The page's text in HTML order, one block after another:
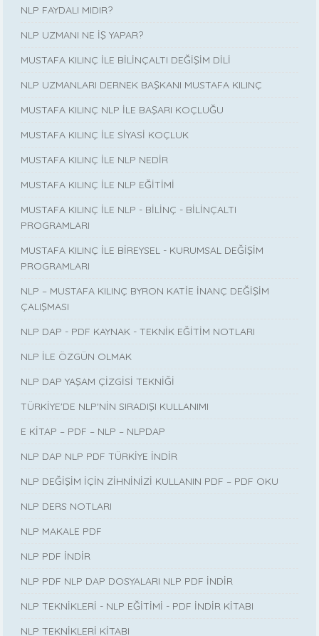
NLP FAYDALI MIDIR?
NLP UZMANI NE İŞ YAPAR?
MUSTAFA KILINÇ İLE BİLİNÇALTI DEĞİŞİM DİLİ
NLP UZMANLARI DERNEK BAŞKANI MUSTAFA KILINÇ
MUSTAFA KILINÇ NLP İLE BAŞARI KOÇLUĞU
MUSTAFA KILINÇ İLE SİYASİ KOÇLUK
MUSTAFA KILINÇ İLE NLP NEDİR
MUSTAFA KILINÇ İLE NLP EĞİTİMİ
MUSTAFA KILINÇ İLE NLP - BİLİNÇ - BİLİNÇALTI
PROGRAMLARI
MUSTAFA KILINÇ İLE BİREYSEL - KURUMSAL DEĞİŞİM
PROGRAMLARI
NLP – MUSTAFA KILINÇ BYRON KATİE İNANÇ DEĞİŞİM
ÇALIŞMASI
NLP DAP - PDF KAYNAK - TEKNİK EĞİTİM NOTLARI
NLP İLE ÖZGÜN OLMAK
NLP DAP YAŞAM ÇİZGİSİ TEKNİĞİ
TÜRKİYE'DE NLP'NİN SIRADIŞI KULLANIMI
E KİTAP – PDF – NLP – NLPDAP
NLP DAP NLP PDF TÜRKİYE İNDİR
NLP DEĞİŞİM İÇİN ZİHNİNİZİ KULLANIN PDF – PDF OKU
NLP DERS NOTLARI
NLP MAKALE PDF
NLP PDF İNDİR
NLP PDF NLP DAP DOSYALARI NLP PDF İNDİR
NLP TEKNİKLERİ - NLP EĞİTİMİ - PDF İNDİR KİTABI
NLP TEKNİKLERİ KİTABI